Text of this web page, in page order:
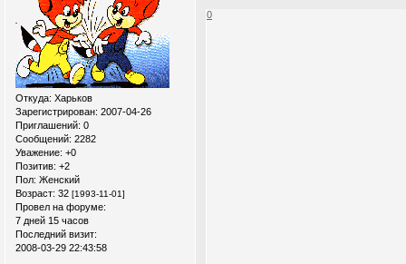
Откуда: Xарьков
Зарегистрирован: 2007-04-26
Приглашений: 0
Сообщений: 2282
Уважение: +0
Позитив: +2
Пол: Женский
Возраст: 32 [1993-11-01]
Провел на форуме:
7 дней 15 часов
Последний визит:
2008-03-29 22:43:58
0